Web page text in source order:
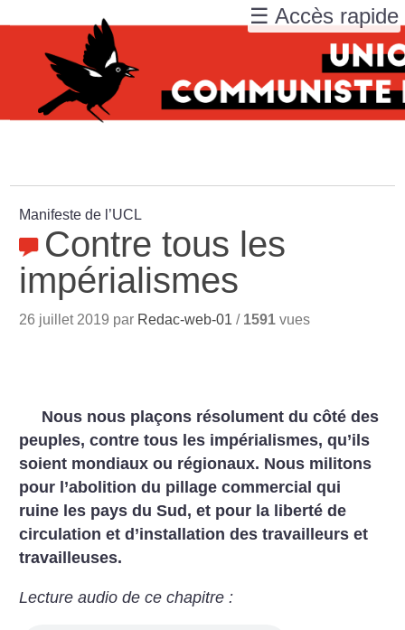
Manifeste de l’UCL
Contre tous les
impérialismes
26 juillet 2019 par Redac-web-01 / 1591 vues
Nous nous plaçons résolument du côté des
peuples, contre tous les impérialismes, qu’ils
soient mondiaux ou régionaux. Nous militons
pour l’abolition du pillage commercial qui
ruine les pays du Sud, et pour la liberté de
circulation et d’installation des travailleurs et
travailleuses.
Lecture audio de ce chapitre :
☰ Accès rapide